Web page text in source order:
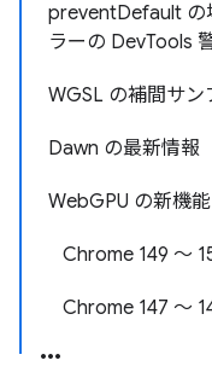
preventDefault の
ラーの DevTools
WGSL の補間サ
Dawn の最新情報
WebGPU の新機能
Chrome 149 ～
Chrome 147 ～